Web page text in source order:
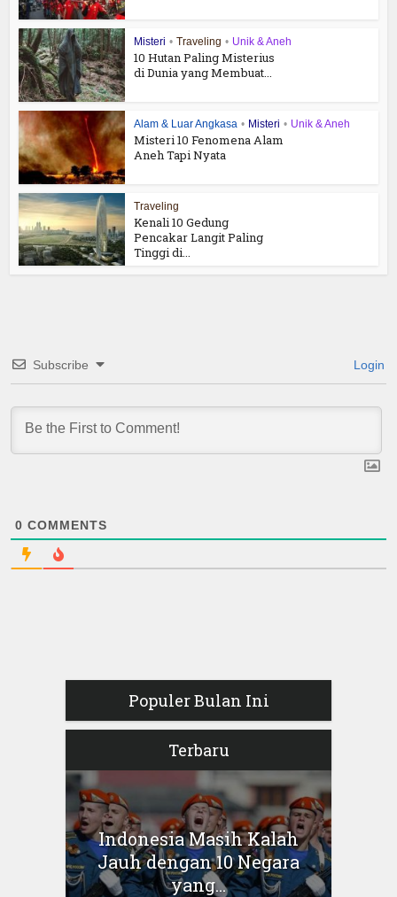
Misteri • Traveling • Unik & Aneh
10 Hutan Paling Misterius
di Dunia yang Membuat...
Alam & Luar Angkasa • Misteri • Unik & Aneh
Misteri 10 Fenomena Alam
Aneh Tapi Nyata
Traveling
Kenali 10 Gedung
Pencakar Langit Paling
Tinggi di...
Subscribe Login
0 COMMENTS
Populer Bulan Ini
Terbaru
Indonesia Masih Kalah
Jauh dengan 10 Negara
yang...